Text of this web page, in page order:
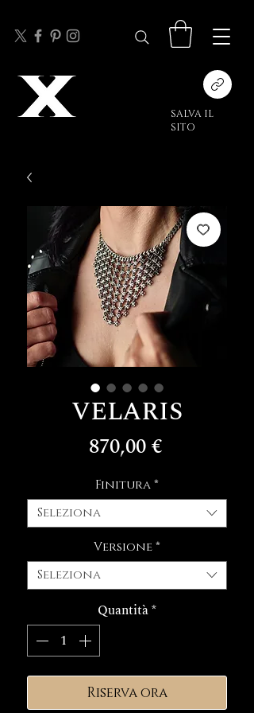
SALVA IL
SITO
VELARIS
870,00 €Prezzo
Finitura*
Seleziona
Versione*
Seleziona
Quantità*
Riserva ora